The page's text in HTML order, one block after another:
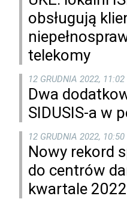
obsługują
telekomy
12 GRUDNIA 2022, 11:02
Dwa
SIDUSIS-a w
12 GRUDNIA 2022, 10:50
Nowy rekord
do centrów
kwartale 2022